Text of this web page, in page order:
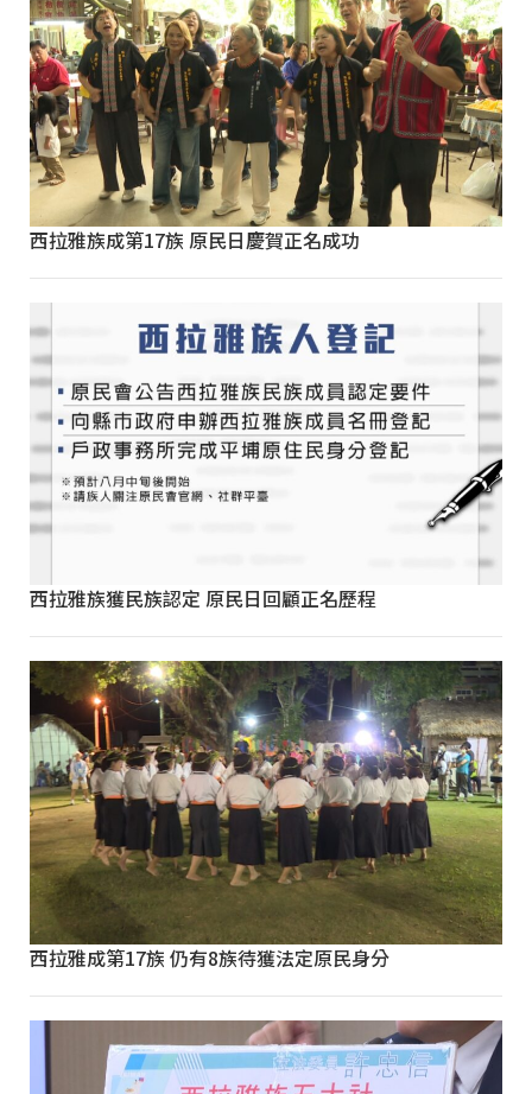
西拉雅族成第17族 原民日慶賀正名成功
西拉雅族獲民族認定 原民日回顧正名歷程
西拉雅成第17族 仍有8族待獲法定原民身分